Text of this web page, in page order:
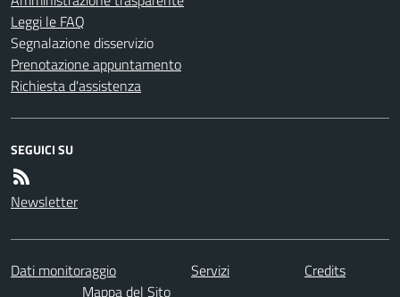
Leggi le FAQ
Segnalazione disservizio
Prenotazione appuntamento
Richiesta d'assistenza
SEGUICI SU
Newsletter
Dati monitoraggio Servizi
Credits
Mappa del Sito